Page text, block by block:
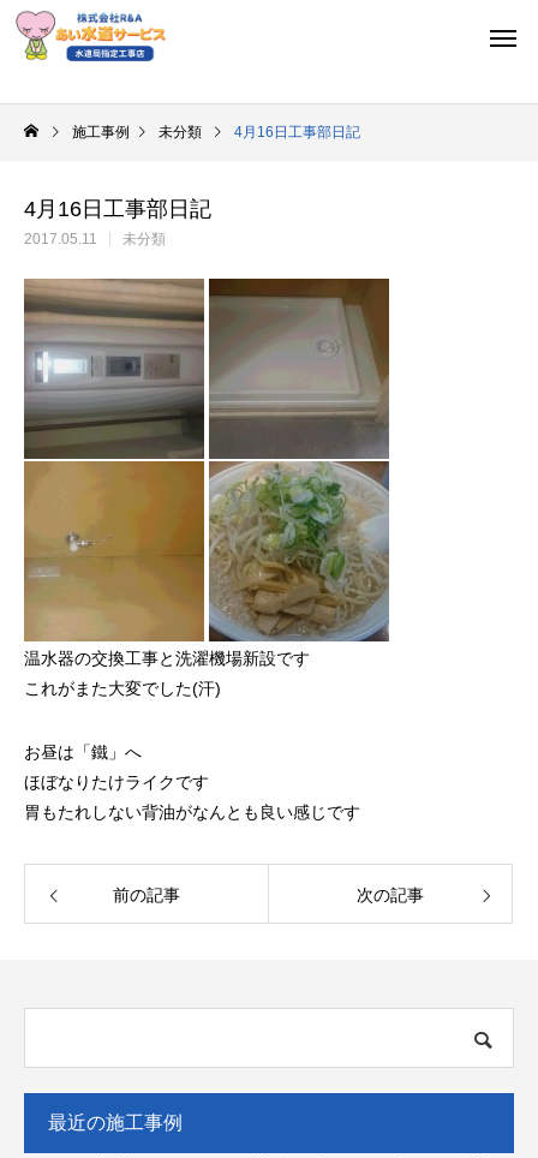
施工事例 未分類 4月16日工事部日記
4月16日工事部日記
2017.05.11 未分類
温水器の交換工事と洗濯機場新設です
これがまた大変でした(汗)
お昼は「鐵」へ
ほぼなりたけライクです
胃もたれしない背油がなんとも良い感じです
前の記事 次の記事
最近の施工事例